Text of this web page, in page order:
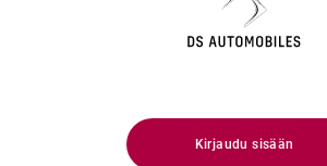
Kirjaudu sisään